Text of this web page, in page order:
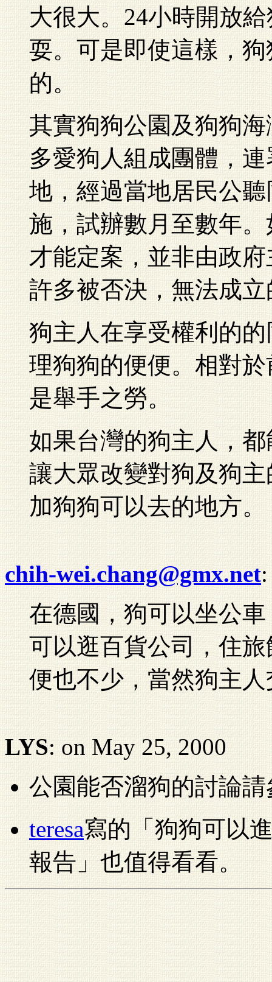
大很大。24小時開放
耍。可是即使這樣，
的。
其實狗狗公園及狗狗
多愛狗人組成團體，
地，經過當地居民公
施，試辦數月至數年
才能定案，並非由政
許多被否決，無法成立
狗主人在享受權利的
理狗狗的便便。相對
是舉手之勞。
如果台灣的狗主人，
讓大眾改變對狗及狗
加狗狗可以去的地方。
chih-wei.chang@gmx.net
在德國，狗可以坐公
可以逛百貨公司，住
便也不少，當然狗主
LYS: on May 25, 2000
公園能否溜狗的討論請
teresa寫的「狗狗可以
報告」也值得看看。